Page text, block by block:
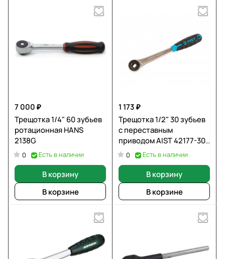
7 000 ₽
Трещотка 1/4" 60 зубьев
ротационная HANS
2138G
0 Есть в наличии
В корзину
В корзине
1 173 ₽
Трещотка 1/2" 30 зубьев
с переставным
приводом AIST 42177-30
00-00017632
0 Есть в наличии
В корзину
В корзине